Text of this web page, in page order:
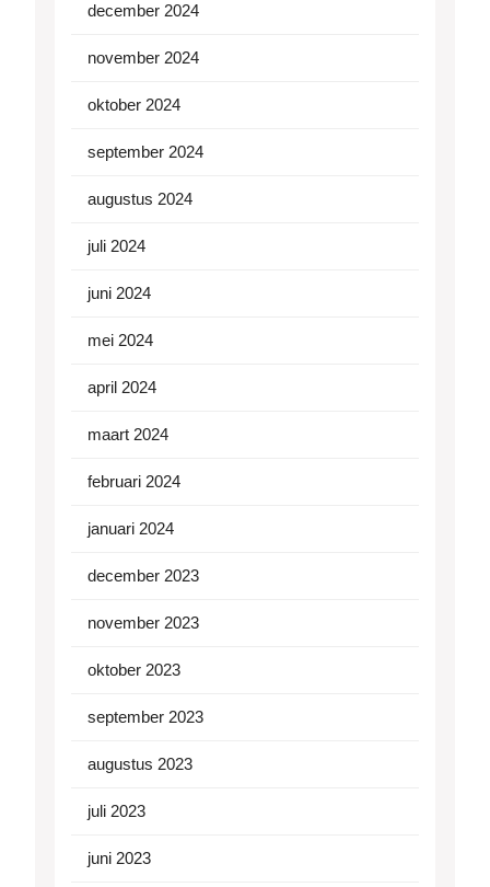
december 2024
november 2024
oktober 2024
september 2024
augustus 2024
juli 2024
juni 2024
mei 2024
april 2024
maart 2024
februari 2024
januari 2024
december 2023
november 2023
oktober 2023
september 2023
augustus 2023
juli 2023
juni 2023